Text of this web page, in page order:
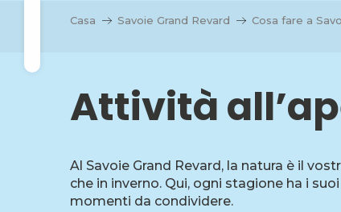
principal
Casa Savoie Grand Revard Cosa fare a
Attività
Al Savoie Grand Revard, la natura è il
che in inverno. Qui, ogni stagione ha i
momenti da condividere.